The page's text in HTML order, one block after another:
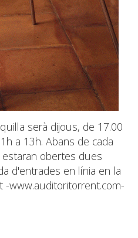
serà dijous, de 17.00
a 13h. Abans de cada
obertes dues
d'entrades en línia en la
-www.auditoritorrent.com-